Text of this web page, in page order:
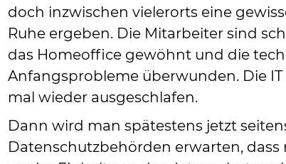
doch inzwischen vielerorts eine
Ruhe ergeben. Die Mitarbeiter sind
das Homeoffice gewöhnt und die
Anfangsprobleme überwunden. Die IT
mal wieder ausgeschlafen.
Dann wird man spätestens jetzt
Datenschutzbehörden erwarten, dass